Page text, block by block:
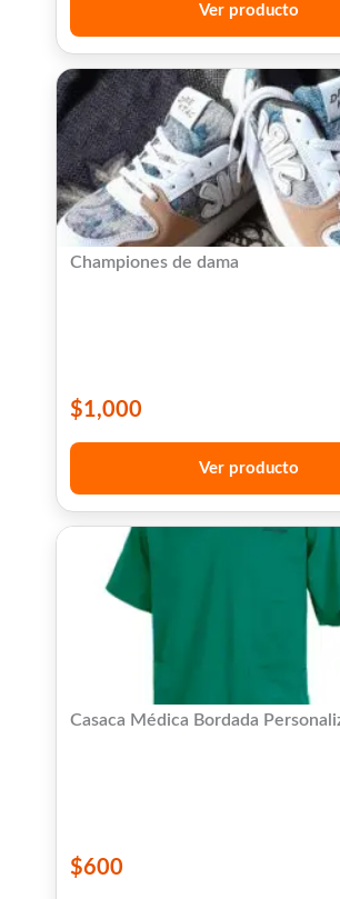
Ver producto
Championes de dama
$1,000
Ver producto
Casaca Médica Bordada
$600